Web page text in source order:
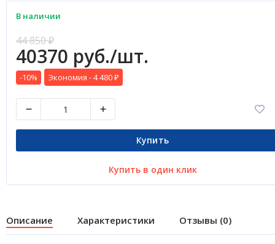
В наличии
44 850₽
40370 руб./шт.
-10% Экономия -4 480 ₽
Купить
Купить в один клик
Описание Характеристики Отзывы (0)